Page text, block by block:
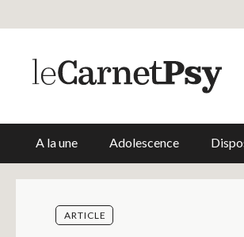
A la une Adolescence
ARTICLE